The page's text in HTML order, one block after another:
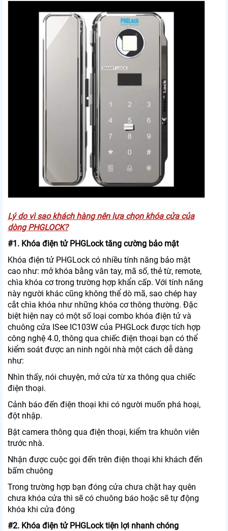
Lý do vì sao khách hàng nên lựa chọn khóa cửa của
dòng PHGLOCK?
#1. Khóa điện tử PHGLock tăng cường bảo mật
Khóa điện tử PHGLock có nhiều tính năng bảo mật
cao như: mở khóa bằng vân tay, mã số, thẻ từ, remote,
chìa khóa cơ trong trường hợp khẩn cấp. Với tính năng
này người khác cũng không thể dò mã, sao chép hay
cắt chìa khóa như những khóa cơ thông thường. Đặc
biệt hiện nay có một số loại combo khóa điện tử và
chuông cửa ISee IC103W của PHGLock được tích hợp
công nghệ 4.0, thông qua chiếc điện thoại bạn có thể
kiểm soát được an ninh ngôi nhà một cách dễ dàng
như:
Nhìn thấy, nói chuyện, mở cửa từ xa thông qua chiếc
điện thoại.
Cảnh báo đến điện thoại khi có người muốn phá hoại,
đột nhập.
Bật camera thông qua điện thoại, kiểm tra khuôn viên
trước nhà.
Nhận được cuộc gọi đến trên điện thoại khi khách đến
bấm chuông
Trong trường hợp bạn đóng cửa chưa chặt hay quên
chưa khóa cửa thì sẽ có chuông báo hoặc sẽ tự động
khóa khi cửa đóng
#2. Khóa điện tử PHGLock tiện lợi nhanh chóng